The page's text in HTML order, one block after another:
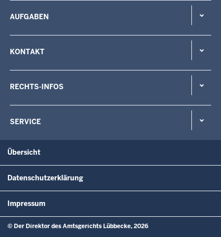
AUFGABEN
KONTAKT
RECHTS-INFOS
SERVICE
Übersicht
Datenschutzerklärung
Impressum
© Der Direktor des Amtsgerichts Lübbecke, 2026